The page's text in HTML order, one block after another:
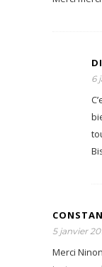
6
5 janvier
Merci